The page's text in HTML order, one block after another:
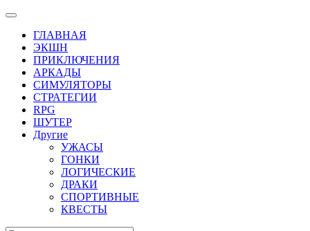
ГЛАВНАЯ
ЭКШН
ПРИКЛЮЧЕНИЯ
АРКАДЫ
СИМУЛЯТОРЫ
СТРАТЕГИИ
RPG
ШУТЕР
Другие
УЖАСЫ
ГОНКИ
ЛОГИЧЕСКИЕ
ДРАКИ
СПОРТИВНЫЕ
КВЕСТЫ